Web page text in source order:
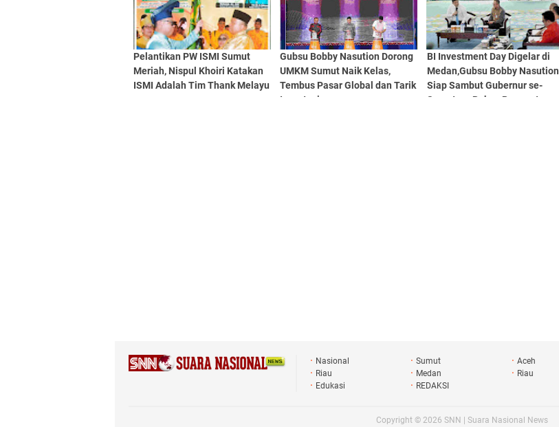
Pelantikan PW ISMI Sumut
Meriah, Nispul Khoiri Katakan
ISMI Adalah Tim Thank Melayu
Gubsu Bobby Nasution Dorong
UMKM Sumut Naik Kelas,
Tembus Pasar Global dan Tarik
Investasi
BI Investment Day Digelar di
Medan,Gubsu Bobby Nasution
Siap Sambut Gubernur se-
Sumatera Bahas Penguatan
Nasional Sumut
Aceh
Riau
Medan
Riau
Edukasi
REDAKSI
Copyright © 2026 SNN | Suara Nasional News